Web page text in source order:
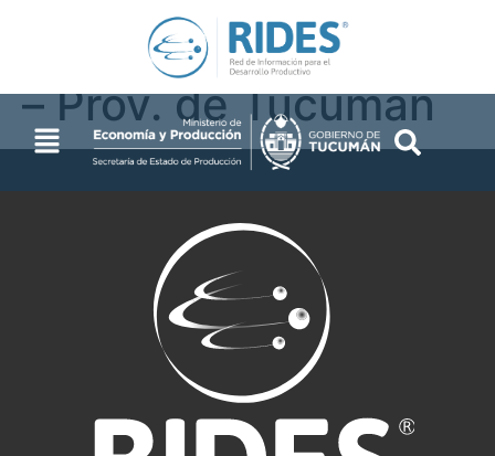
de la vivienda – 2001
– Prov. de Tucumán